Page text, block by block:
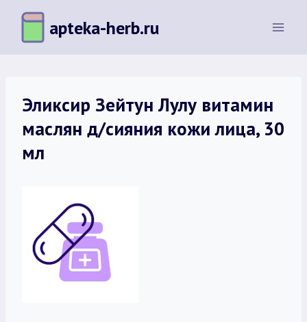
Перейти
содержимому
apteka-herb.ru
Эликсир Зейтун Лулу витамин
маслян д/сияния кожи лица, 30
мл